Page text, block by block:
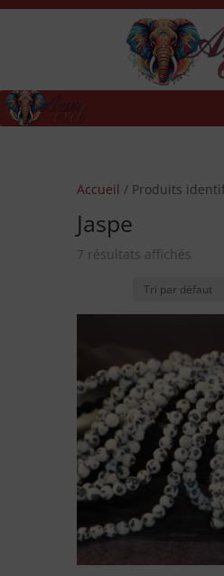
Accueil / Produits
Jaspe
7 résultats affichés